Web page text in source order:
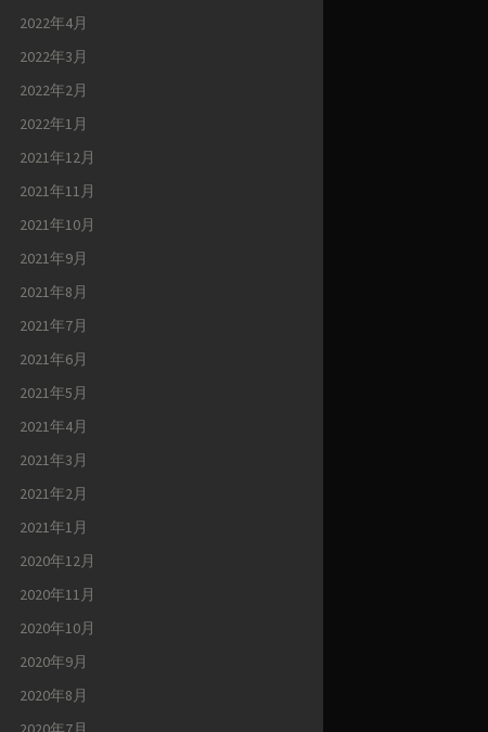
2022年4月
2022年3月
2022年2月
2022年1月
2021年12月
2021年11月
2021年10月
2021年9月
2021年8月
2021年7月
2021年6月
2021年5月
2021年4月
2021年3月
2021年2月
2021年1月
2020年12月
2020年11月
2020年10月
2020年9月
2020年8月